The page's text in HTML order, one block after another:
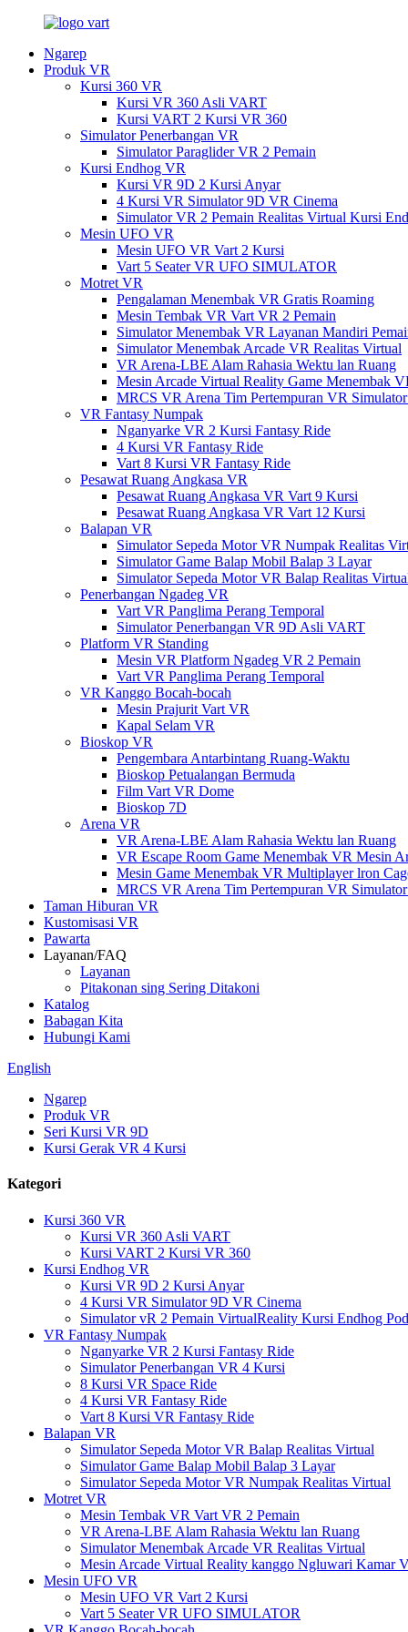
Ngarep
Produk VR
Kursi 360 VR
Kursi VR 360 Asli VART
Kursi VART 2 Kursi VR 360
Simulator Penerbangan VR
Simulator Paraglider VR 2 Pemain
Kursi Endhog VR
Kursi VR 9D 2 Kursi Anyar
4 Kursi VR Simulator 9D VR Cinema
Simulator VR 2 Pemain Realitas Virtual Kursi
Mesin UFO VR
Mesin UFO VR Vart 2 Kursi
Vart 5 Seater VR UFO SIMULATOR
Motret VR
Pengalaman Menembak VR Gratis Roaming
Mesin Tembak VR Vart VR 2 Pemain
Simulator Menembak VR Layanan Mandiri
Simulator Menembak Arcade VR Realitas Virtual
VR Arena-LBE Alam Rahasia Wektu lan Ruang
Mesin Arcade Virtual Reality Game Menembak
MRCS VR Arena Tim Pertempuran VR
VR Fantasy Numpak
Nganyarke VR 2 Kursi Fantasy Ride
4 Kursi VR Fantasy Ride
Vart 8 Kursi VR Fantasy Ride
Pesawat Ruang Angkasa VR
Pesawat Ruang Angkasa VR Vart 9 Kursi
Pesawat Ruang Angkasa VR Vart 12 Kursi
Balapan VR
Simulator Sepeda Motor VR Numpak Realitas
Simulator Game Balap Mobil Balap 3 Layar
Simulator Sepeda Motor VR Balap Realitas
Penerbangan Ngadeg VR
Vart VR Panglima Perang Temporal
Simulator Penerbangan VR 9D Asli VART
Platform VR Standing
Mesin VR Platform Ngadeg VR 2 Pemain
Vart VR Panglima Perang Temporal
VR Kanggo Bocah-bocah
Mesin Prajurit Vart VR
Kapal Selam VR
Bioskop VR
Pengembara Antarbintang Ruang-Waktu
Bioskop Petualangan Bermuda
Film Vart VR Dome
Bioskop 7D
Arena VR
VR Arena-LBE Alam Rahasia Wektu lan Ruang
VR Escape Room Game Menembak VR Mesin
Mesin Game Menembak VR Multiplayer lron
MRCS VR Arena Tim Pertempuran VR
Taman Hiburan VR
Kustomisasi VR
Pawarta
Layanan/FAQ
Layanan
Pitakonan sing Sering Ditakoni
Katalog
Babagan Kita
Hubungi Kami
English
Ngarep
Produk VR
Seri Kursi VR 9D
Kursi Gerak VR 4 Kursi
Kategori
Kursi 360 VR
Kursi VR 360 Asli VART
Kursi VART 2 Kursi VR 360
Kursi Endhog VR
Kursi VR 9D 2 Kursi Anyar
4 Kursi VR Simulator 9D VR Cinema
Simulator vR 2 Pemain VirtualReality Kursi Endhog
VR Fantasy Numpak
Nganyarke VR 2 Kursi Fantasy Ride
Simulator Penerbangan VR 4 Kursi
8 Kursi VR Space Ride
4 Kursi VR Fantasy Ride
Vart 8 Kursi VR Fantasy Ride
Balapan VR
Simulator Sepeda Motor VR Balap Realitas Virtual
Simulator Game Balap Mobil Balap 3 Layar
Simulator Sepeda Motor VR Numpak Realitas Virtual
Motret VR
Mesin Tembak VR Vart VR 2 Pemain
VR Arena-LBE Alam Rahasia Wektu lan Ruang
Simulator Menembak Arcade VR Realitas Virtual
Mesin Arcade Virtual Reality kanggo Ngluwari Kamar
Mesin UFO VR
Mesin UFO VR Vart 2 Kursi
Vart 5 Seater VR UFO SIMULATOR